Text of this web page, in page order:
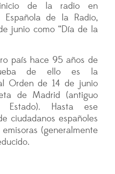
inicio de la radio en
Española de la Radio,
junio como “Día de la
país hace 95 años de
de ello es la
Orden de 14 de junio
de Madrid (antiguo
Hasta ese
ciudadanos españoles
(generalmente